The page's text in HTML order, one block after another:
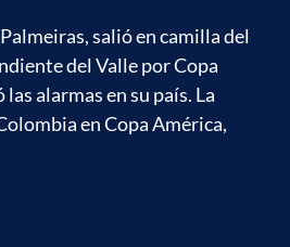
salió en camilla del
del Valle por Copa
alarmas en su país. La
en Copa América,